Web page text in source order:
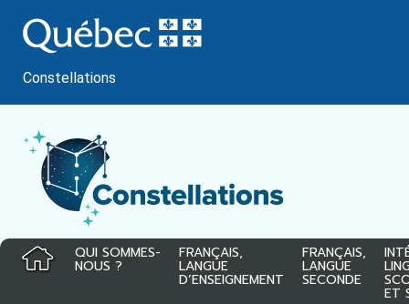
au
contenu
Constellations
QUI SOMMES-
NOUS ?
FRANÇAIS,
LANGUE
D’ENSEIGNEMENT
FRANÇAIS,
LANGUE
SECONDE
ET